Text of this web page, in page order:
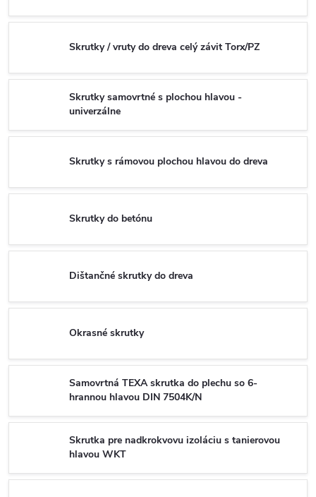
Skrutky / vruty do dreva celý závit Torx/PZ
Skrutky samovrtné s plochou hlavou -
univerzálne
Skrutky s rámovou plochou hlavou do dreva
Skrutky do betónu
Dištančné skrutky do dreva
Okrasné skrutky
Samovrtná TEXA skrutka do plechu so 6-
hrannou hlavou DIN 7504K/N
Skrutka pre nadkrokvovu izoláciu s tanierovou
hlavou WKT